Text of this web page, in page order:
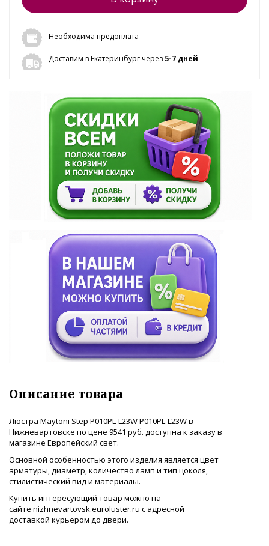
Необходима предоплата
Доставим в Екатеринбург через 5-7 дней
Описание товара
Люстра Maytoni Step P010PL-L23W P010PL-L23W в
Нижневартовске по цене 9541 руб. доступна к заказу в
магазине Европейский свет.
Основной особенностью этого изделия является цвет
арматуры, диаметр, количество ламп и тип цоколя,
стилистический вид и материалы.
Купить интересующий товар можно на
сайте nizhnevartovsk.euroluster.ru с адресной
доставкой курьером до двери.